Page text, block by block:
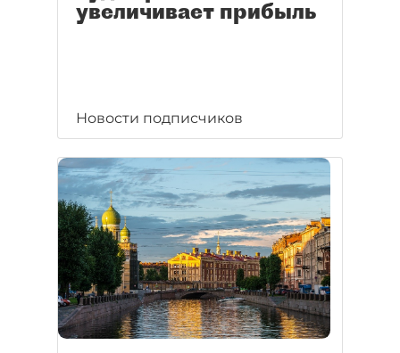
увеличивает прибыль
Новости подписчиков